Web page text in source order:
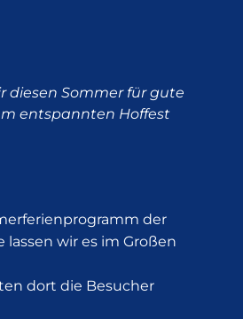
diesen Sommer für gute
entspannten Hoffest
der
wir es im Großen
dort die Besucher